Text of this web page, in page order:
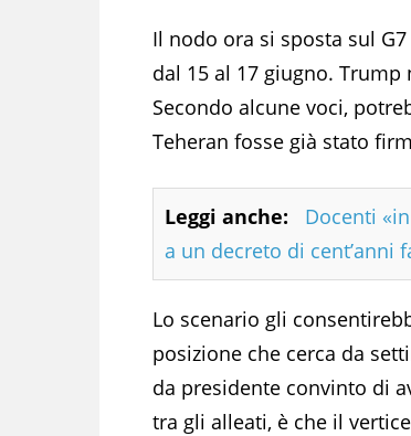
Il nodo ora si sposta sul
dal 15 al 17 giugno.
Secondo alcune voci,
Teheran fosse già stato
Leggi anche:
Docenti
a un decreto di cent’anni
Lo scenario gli
posizione che cerca da
da presidente convinto di
tra gli alleati, è che il